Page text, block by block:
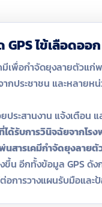
ไข้เลือดออก
มีเพื่อกำจัดยุงลายตัวแก่
ากประชาชน และหลาย
ประสานงาน แจ้งเตือน
ได้รับการวินิจฉัยจากโ
นสารเคมีกำจัดยุงลาย
ขึ้น อีกทั้งข้อมูล GPS ดัง
อการวางแผนรับมือแล